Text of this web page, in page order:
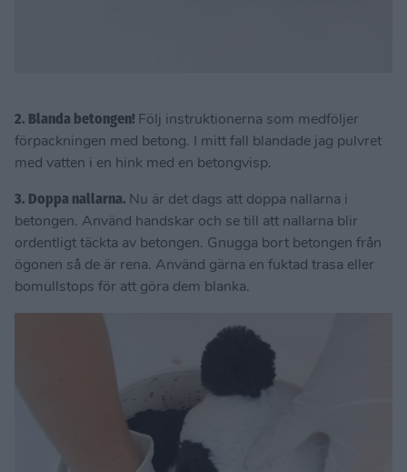
2. Blanda betongen! Följ instruktionerna som medföljer
förpackningen med betong. I mitt fall blandade jag pulvret
med vatten i en hink med en betongvisp.
3. Doppa nallarna. Nu är det dags att doppa nallarna i
betongen. Använd handskar och se till att nallarna blir
ordentligt täckta av betongen. Gnugga bort betongen från
ögonen så de är rena. Använd gärna en fuktad trasa eller
bomullstops för att göra dem blanka.